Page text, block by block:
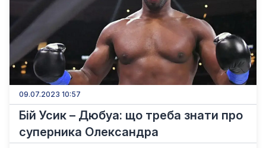
09.07.2023 10:57
Бій Усик – Дюбуа: що треба знати про
суперника Олександра